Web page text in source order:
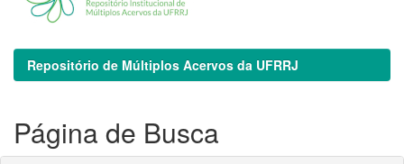
Repositório de Múltiplos Acervos da UFRRJ
Página de Busca